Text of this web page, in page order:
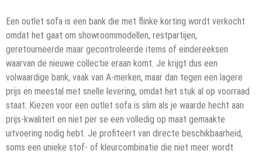
Een outlet sofa is een bank die met flinke korting wordt verkocht
omdat het gaat om showroommodellen, restpartijen,
geretourneerde maar gecontroleerde items of eindereeksen
waarvan de nieuwe collectie eraan komt. Je krijgt dus een
volwaardige bank, vaak van A-merken, maar dan tegen een lagere
prijs en meestal met snelle levering, omdat het stuk al op voorraad
staat. Kiezen voor een outlet sofa is slim als je waarde hecht aan
prijs-kwaliteit en niet per se een volledig op maat gemaakte
uitvoering nodig hebt. Je profiteert van directe beschikbaarheid,
soms een unieke stof- of kleurcombinatie die niet meer wordt